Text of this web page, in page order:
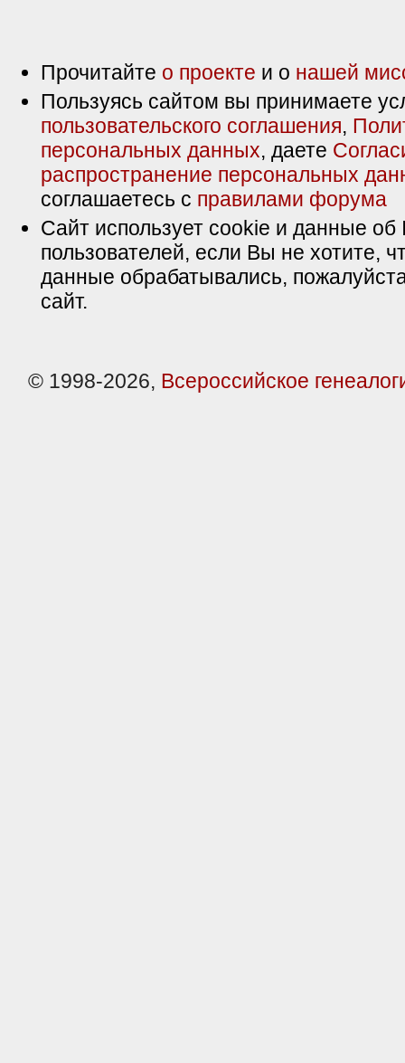
Прочитайте о проекте и о нашей
Пользуясь сайтом вы принимаете
пользовательского соглашения,
персональных данных, даете
распространение персональных
соглашаетесь с правилами форума
Сайт использует cookie и данные об
пользователей, если Вы не хотите,
данные обрабатывались,
сайт.
© 1998-2026, Всероссийское